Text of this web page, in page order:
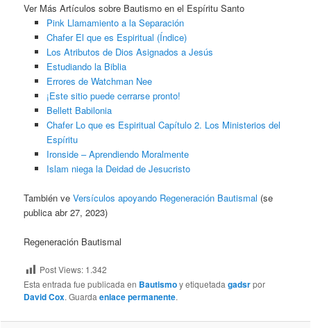
Ver Más Artículos sobre Bautismo en el Espíritu Santo
Pink Llamamiento a la Separación
Chafer El que es Espiritual (Índice)
Los Atributos de Dios Asignados a Jesús
Estudiando la Biblia
Errores de Watchman Nee
¡Este sitio puede cerrarse pronto!
Bellett Babilonia
Chafer Lo que es Espiritual Capítulo 2. Los Ministerios del
Espíritu
Ironside – Aprendiendo Moralmente
Islam niega la Deidad de Jesucristo
También veVersículos apoyando Regeneración Bautismal (se
publica abr 27, 2023)
Regeneración Bautismal
Post Views: 1.342
Esta entrada fue publicada en Bautismoy etiquetadagadsrpor
David Cox. Guardaenlace permanente.